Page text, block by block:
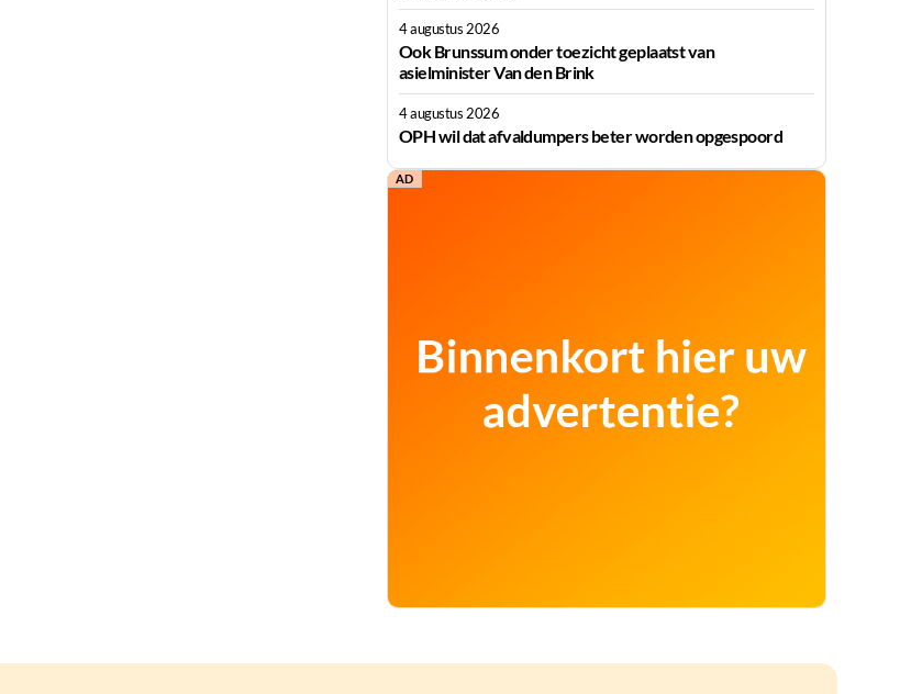
4 augustus 2026
Ook Brunssum onder toezicht geplaatst van
asielminister Van den Brink
4 augustus 2026
OPH wil dat afvaldumpers beter worden opgespoord
AD